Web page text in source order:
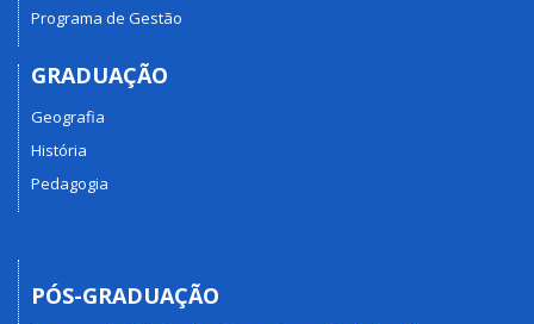
Programa de Gestão
GRADUAÇÃO
Geografia
História
Pedagogia
PÓS-GRADUAÇÃO